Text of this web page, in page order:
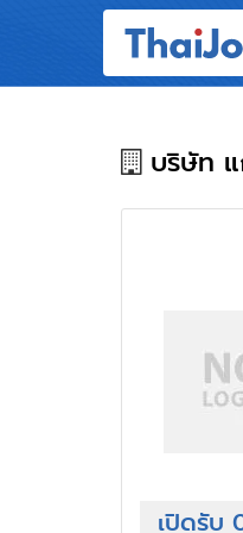
ผู้สมัครงาน: เข้าสู่ระบบ
บริษัท แ
เปิดรับ